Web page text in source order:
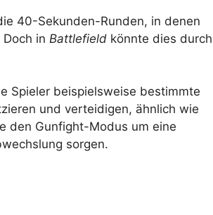
40-Sekunden-Runden, in denen
in Battlefield könnte dies durch
Spieler beispielsweise bestimmte
und verteidigen, ähnlich wie
den Gunfight-Modus um eine
sorgen.